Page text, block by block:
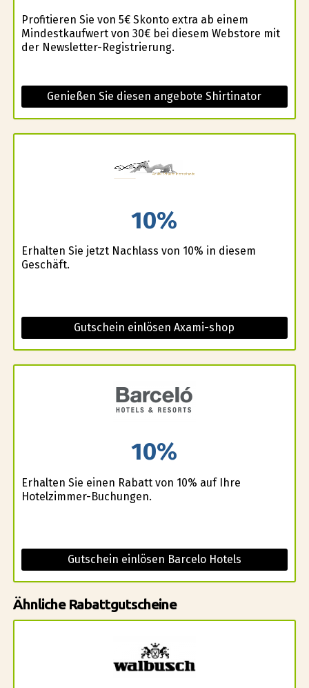
Profitieren Sie von 5€ Skonto extra ab einem
Mindestkaufwert von 30€ bei diesem Webstore mit
der Newsletter-Registrierung.
Genießen Sie diesen angebote Shirtinator
10%
Erhalten Sie jetzt Nachlass von 10% in diesem
Geschäft.
Gutschein einlösen Axami-shop
10%
Erhalten Sie einen Rabatt von 10% auf Ihre
Hotelzimmer-Buchungen.
Gutschein einlösen Barcelo Hotels
Ähnliche Rabattgutscheine